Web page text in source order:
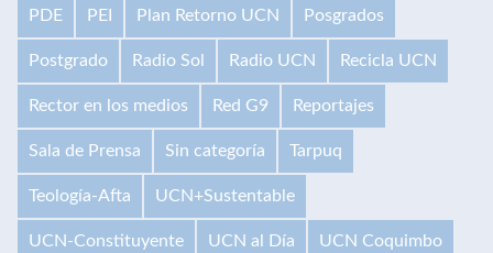
PDE PEI Plan Retorno UCN Posgrados
Postgrado Radio Sol Radio UCN Recicla UCN
Rector en los medios Red G9 Reportajes
Sala de Prensa Sin categoría Tarpuq
Teología-Afta UCN+Sustentable
UCN-Constituyente UCN al Día UCN Coquimbo